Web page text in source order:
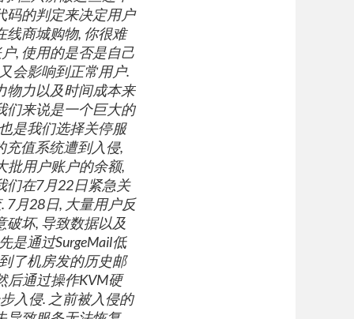
码的判定来决定用户
线商城购物, 你很难
, 使用的是否是自己
会影响到正常用户.
物力以及时间成本来
们来说是一个巨大的
是我们选择关停服
充值系统遭到入侵,
批用户账户的余额,
们在7月22日紧急关
7月28日, 大量用户反
坏, 导致数据以及
是通过SurgeMail低
了机房发的历史邮
后通过操作KVM硬
入侵. 之前被入侵的